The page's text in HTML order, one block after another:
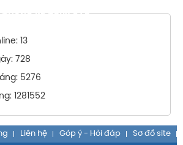
THỐNG KÊ TRUY CẬP
13
728
5276
1281552
Liên hệ Góp ý - Hỏi đáp Sơ đồ site